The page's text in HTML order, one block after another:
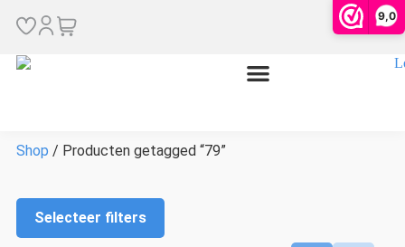
9,0
Shop / Producten getagged “79”
Selecteer filters